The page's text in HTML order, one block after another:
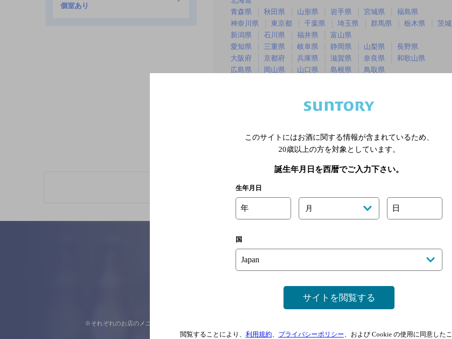
青森県
秋田県 山形県 岩手県 宮城県
福島県
神奈川県
東京都 千葉県 埼玉県 群馬県 栃木県
茨
新潟県
石川県 福井県
富山県
愛知県
三重県 岐阜県 静岡県 山梨県
長野県
大阪府
京都府 兵庫県 滋賀県 奈良県
和歌山県
広島県
岡山県 山口県 島根県
鳥取県
※店舗によりハイボール取り扱い銘
個室あり
ご意見・ご感想
※それぞれのお店のメニューや営業時間などの掲載情報については、 念のためお店にご確
このサイトにはお酒に関する情報が含まれているため、
20歳以上の方を対象としています。
誕生年月日を西暦でご入力下さい。
生年月日
年 月 日
国
サイトを閲覧する
閲覧することにより、 利用規約、 プライバシーポリシー、および Cookie の使用に同意した